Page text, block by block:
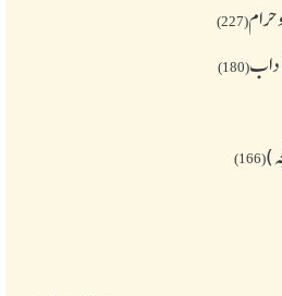
حرام(227)
(180)
(166)